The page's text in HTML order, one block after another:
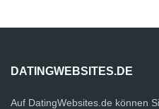
DATINGWEBSITES.DE
Auf DatingWebsites.de können